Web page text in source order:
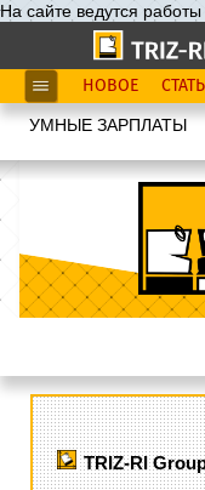
На сайте ведутся работы
НОВОЕ
УМНЫЕ ЗАРПЛАТЫ
TRIZ-RI